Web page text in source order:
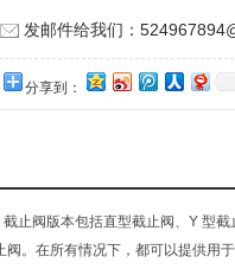
发邮件给我们：
分享到：
止阀版本包括直型截止阀、Y 型
。在所有情况下，都可以提供用